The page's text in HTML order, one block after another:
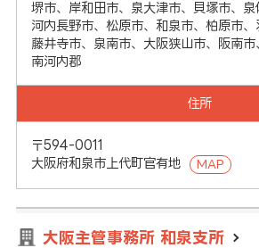
堺市、岸和田市、泉大津市、貝塚市、泉
河内長野市、松原市、和泉市、柏原市、
藤井寺市、泉南市、大阪狭山市、阪南市
南河内郡
住所
〒594-0011
大阪府和泉市上代町官有地
MAP
大阪主管事務所 和泉支所